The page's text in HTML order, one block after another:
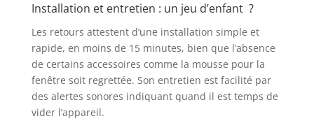
flexible】Ce climatiseur de fenêtre
plug-and-play est équipé de
roulettes et de poignées intégrées
pour faciliter son déplacement
d'une pièce à l'autre. Le kit
d'installation pour fenêtre (43-135
cm) inclus s'adapte à 95 % des
fenêtres coulissantes. Aucun outil
Installation et entretien : un jeu d’enfant ?
Les retours attestent d’une installation simple et
rapide, en moins de 15 minutes, bien que l’absence
de certains accessoires comme la mousse pour la
fenêtre soit regrettée. Son entretien est facilité par
des alertes sonores indiquant quand il est temps de
vider l’appareil.